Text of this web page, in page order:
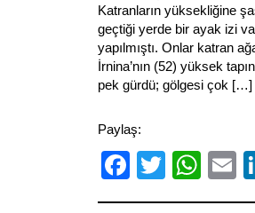
Katranların yüksekliğine
geçtiği yerde bir ayak izi
yapılmıştı. Onlar katran
İrnina’nın (52) yüksek
pek gürdü; gölgesi çok […]
Paylaş:
Facebook
Twitter